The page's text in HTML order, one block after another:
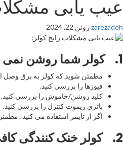
عیب یابی
zarezadehژوئن 22, 2024
1. کولر شما روشن
مطمئن شوید که کولر به برق
فیوزها را بررسی کنید.
کلید روشن/خاموش را بررسی کنید.
باتری ریموت کنترل را بررسی کنید.
اگر از تایمر استفاده می کنید،
2. کولر خنک کنندگی